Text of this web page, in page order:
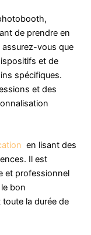
de prendre en
assurez-vous que
et de
spécifiques.
et des
en lisant des
Il est
et professionnel
bon
la durée de